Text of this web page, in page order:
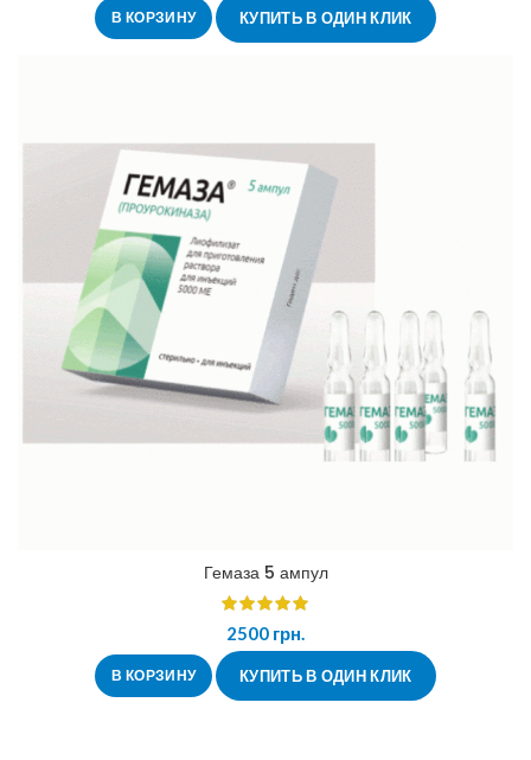
В КОРЗИНУ КУПИТЬ В ОДИН КЛИК
Гемаза 5 ампул
2500 грн.
В КОРЗИНУ КУПИТЬ В ОДИН КЛИК